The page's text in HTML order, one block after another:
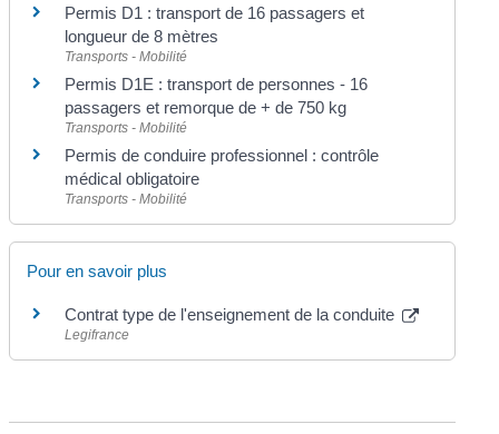
Permis D1 : transport de 16 passagers et
longueur de 8 mètres
Transports - Mobilité
Permis D1E : transport de personnes - 16
passagers et remorque de + de 750 kg
Transports - Mobilité
Permis de conduire professionnel : contrôle
médical obligatoire
Transports - Mobilité
Pour en savoir plus
Contrat type de l'enseignement de la conduite
Legifrance